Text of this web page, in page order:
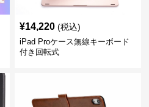
¥14,220 (税込)
iPad Proケース無線キーボード
付き回転式